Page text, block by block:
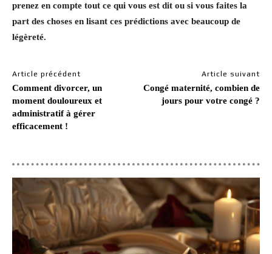
prenez en compte tout ce qui vous est dit ou si vous faites la
part des choses en lisant ces prédictions avec beaucoup de
légèreté.
Article précédent
Comment divorcer, un
moment douloureux et
administratif à gérer
efficacement !
Article suivant
Congé maternité, combien de
jours pour votre congé ?